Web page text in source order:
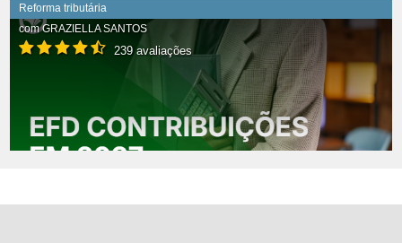
Reforma tributária
comGRAZIELLA SANTOS
239 avaliações